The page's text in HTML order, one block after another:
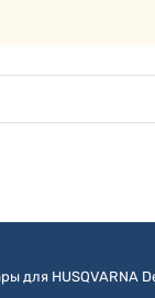
для HUSQVARNA